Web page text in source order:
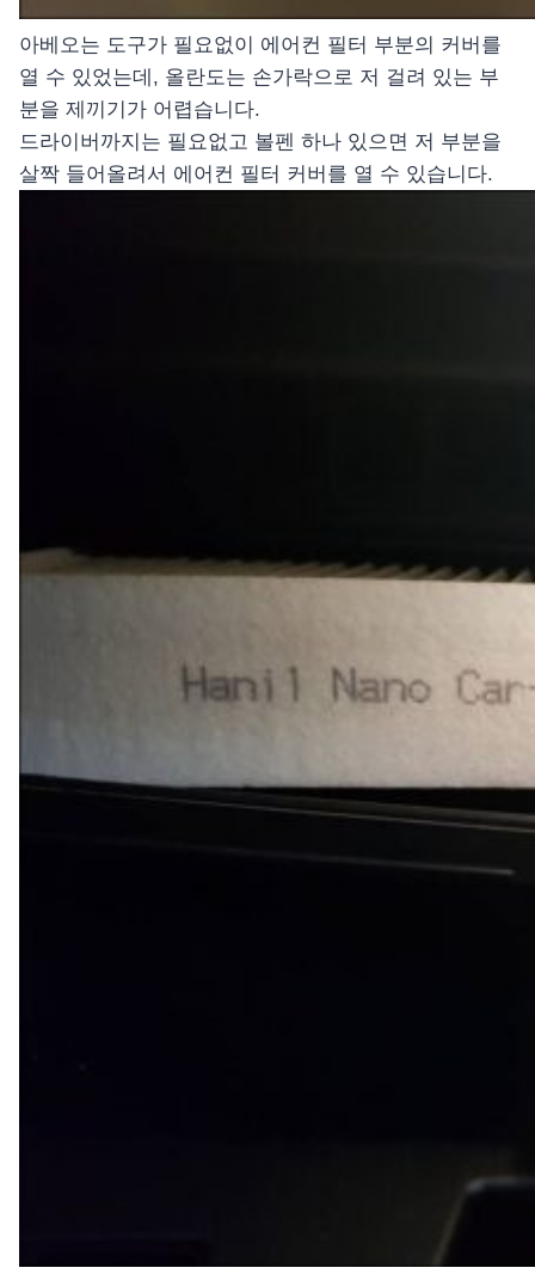
아베오는 도구가 필요없이 에어컨 필터 부분의 커버를
열 수 있었는데, 올란도는 손가락으로 저 걸려 있는 부
분을 제끼기가 어렵습니다.
드라이버까지는 필요없고 볼펜 하나 있으면 저 부분을
살짝 들어올려서 에어컨 필터 커버를 열 수 있습니다.